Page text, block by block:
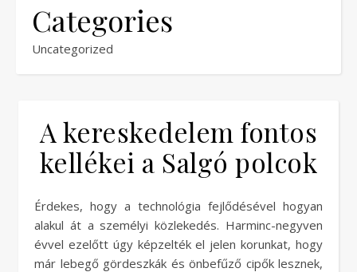
Categories
Uncategorized
A kereskedelem fontos
kellékei a Salgó polcok
Érdekes, hogy a technológia fejlődésével hogyan
alakul át a személyi közlekedés. Harminc-negyven
évvel ezelőtt úgy képzelték el jelen korunkat, hogy
már lebegő gördeszkák és önbefűző cipők lesznek,